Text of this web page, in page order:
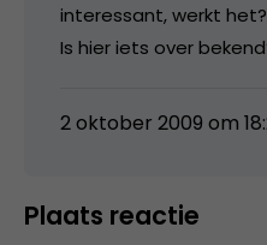
interessant, werkt
Is hier iets over
2 oktober 2009 om
Plaats reactie